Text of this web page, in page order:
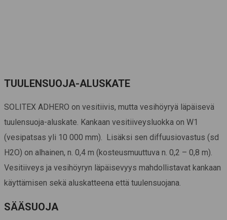
TUULENSUOJA-ALUSKATE
SOLITEX ADHERO on vesitiivis, mutta vesihöyryä läpäisevä
tuulensuoja-aluskate. Kankaan vesitiiveysluokka on W1
(vesipatsas yli 10 000 mm). Lisäksi sen diffuusiovastus (sd
H2O) on alhainen, n. 0,4 m (kosteusmuuttuva n. 0,2 – 0,8 m).
Vesitiiveys ja vesihöyryn läpäisevyys mahdollistavat kankaan
käyttämisen sekä aluskatteena että tuulensuojana.
SÄÄSUOJA